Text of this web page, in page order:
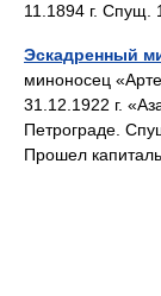
11.1894 г. Спущ.
Эскадренный
миноносец
31.12.1922 г.
Петрограде.
Прошел